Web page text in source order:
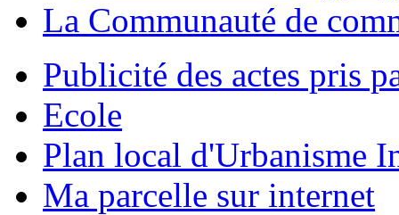
La Communauté de
Publicité des actes pris
Ecole
Plan local d'Urbanisme
Ma parcelle sur internet